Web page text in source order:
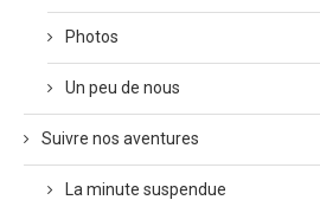
Photos
Un peu de nous
Suivre nos aventures
La minute suspendue